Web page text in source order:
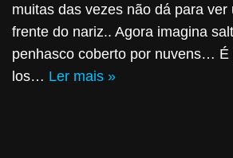
muitas das vezes não dá para ver
frente do nariz.. Agora imagina
penhasco coberto por nuvens… É
los… Ler mais »